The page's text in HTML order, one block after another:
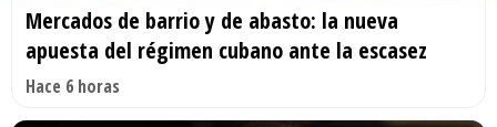
Mercados de barrio y de abasto: la nueva
apuesta del régimen cubano ante la escasez
Hace 6 horas